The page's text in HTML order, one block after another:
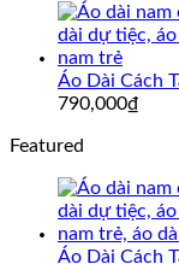
Áo Dài Cách
790,000₫
Featured
Áo Dài Cách